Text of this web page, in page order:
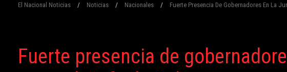
El Nacional Noticias / Noticias / Nacionales / Fuerte Presencia De Gobernadores En La
Fuerte presencia de